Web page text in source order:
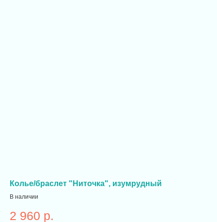
Колье/браслет "Ниточка", изумрудный
В наличии
2 960 р.